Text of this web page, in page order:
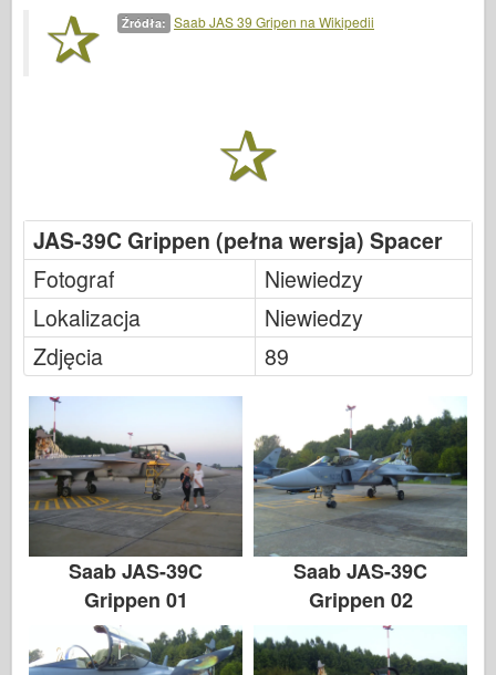
Meng Model
Tamiya
Spacer
Książki
Dvd
Kontakt
Źródła: Saab JAS 39 Gripen na Wikipedii
JAS-39C Grippen (pełna wersja) Spacer
Fotograf
Niewiedzy
Lokalizacja
Niewiedzy
Zdjęcia
89
Saab JAS-39C
Grippen 01
Saab JAS-39C
Grippen 02